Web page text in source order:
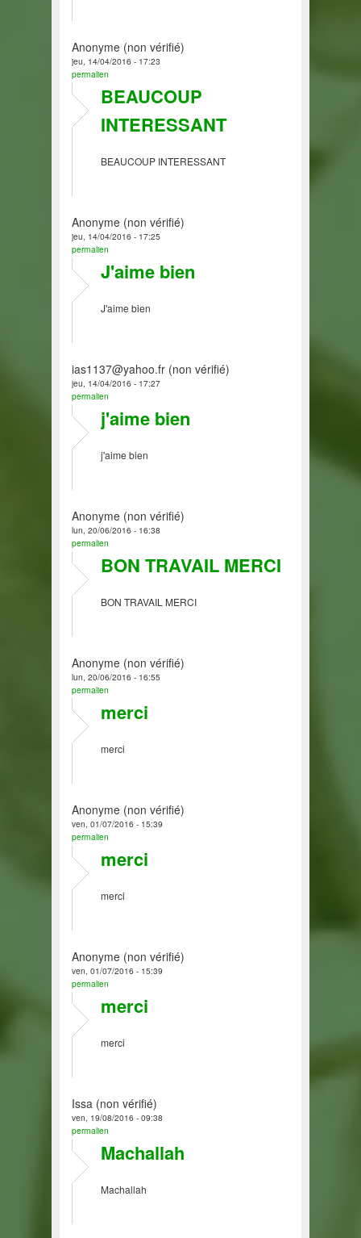
Anonyme (non vérifié)
jeu, 14/04/2016 - 17:23
permalien
BEAUCOUP
INTERESSANT
BEAUCOUP INTERESSANT
Anonyme (non vérifié)
jeu, 14/04/2016 - 17:25
permalien
J'aime bien
J'aime bien
ias1137@yahoo.fr (non vérifié)
jeu, 14/04/2016 - 17:27
permalien
j'aime bien
j'aime bien
Anonyme (non vérifié)
lun, 20/06/2016 - 16:38
permalien
BON TRAVAIL MERCI
BON TRAVAIL MERCI
Anonyme (non vérifié)
lun, 20/06/2016 - 16:55
permalien
merci
merci
Anonyme (non vérifié)
ven, 01/07/2016 - 15:39
permalien
merci
merci
Anonyme (non vérifié)
ven, 01/07/2016 - 15:39
permalien
merci
merci
Issa (non vérifié)
ven, 19/08/2016 - 09:38
permalien
Machallah
Machallah